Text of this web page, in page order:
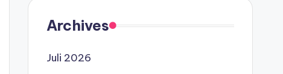
Archives
Juli 2026